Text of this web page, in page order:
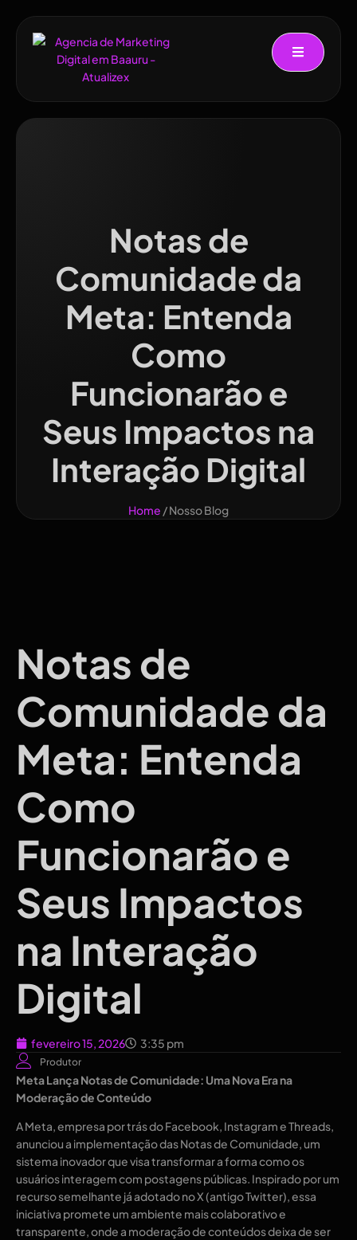
Notas de
Comunidade da
Meta: Entenda
Como
Funcionarão e
Seus Impactos na
Interação Digital
Home / Nosso Blog
Notas de
Comunidade da
Meta: Entenda
Como
Funcionarão e
Seus Impactos
na Interação
Digital
fevereiro 15, 2026 3:35 pm
Produtor
Meta Lança Notas de Comunidade: Uma Nova Era na
Moderação de Conteúdo
A Meta, empresa por trás do Facebook, Instagram e Threads,
anunciou a implementação das Notas de Comunidade, um
sistema inovador que visa transformar a forma como os
usuários interagem com postagens públicas. Inspirado por um
recurso semelhante já adotado no X (antigo Twitter), essa
iniciativa promete um ambiente mais colaborativo e
transparente, onde a moderação de conteúdos deixa de ser